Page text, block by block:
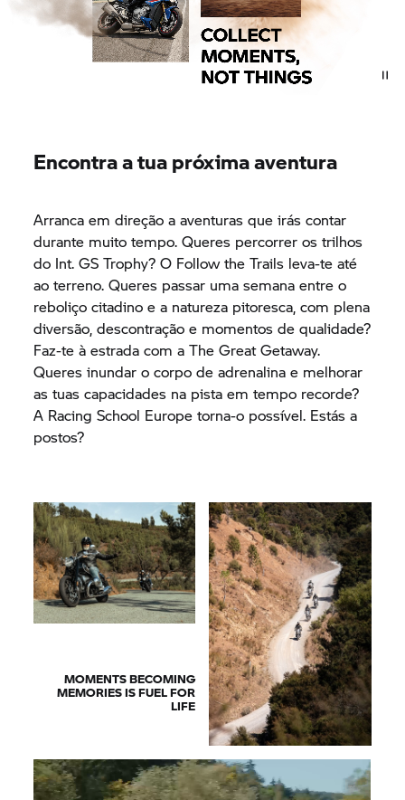
Encontra a tua próxima aventura
Arranca em direção a aventuras que irás contar
durante muito tempo. Queres percorrer os trilhos
do Int.GS Trophy? O Follow the Trails leva-te até
ao terreno. Queres passar uma semana entre o
reboliço citadino e a natureza pitoresca, com plena
diversão, descontração e momentos de qualidade?
Faz-te à estrada com a The Great Getaway.
Queres inundar o corpo de adrenalina e melhorar
as tuas capacidades na pista em tempo recorde?
A Racing School Europe torna-o possível. Estás a
postos?
MOMENTS BECOMING
MEMORIES IS FUEL FOR
LIFE